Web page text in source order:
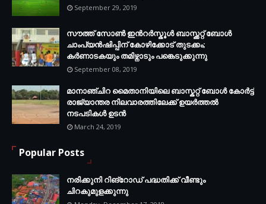
September 29, 2019
സൗത്ത് സോണ്‍ ഇന്‍റര്‍സ്കൂള്‍ ബാസ്ക്കറ്റ് ബോൾ
ചാംപ്യന്‍ഷിപ്പിന് കോഴിക്കോട് തുടക്കം;
കർണാടകയും തമിഴ്നാടും പങ്കെടുക്കുന്നു
September 08, 2019
മാനാഞ്ചിറ മൈതാനിയിലെ ബാസ്കറ്റ് ബോള്‍ കോര്‍ട്ട്
രാജ്യാന്തര നിലവാരത്തിലേക്ക് ഉയര്‍ത്തൽ
നടപടികള്‍ ഉടന്‍
March 24, 2019
Popular Posts
നരിക്കുനി റിങ്റോഡ് പദ്ധതിക്ക് വീണ്ടും
ചിറകുമുളക്കുന്നു